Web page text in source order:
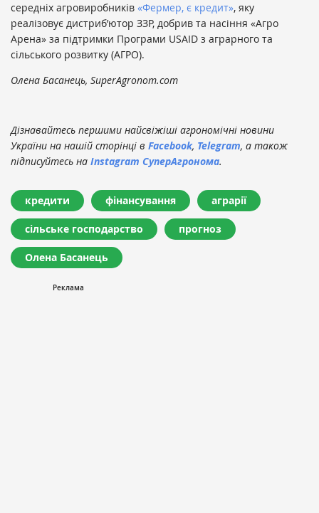
середніх агровиробників «Фермер, є кредит», яку
реалізовує дистриб’ютор ЗЗР, добрив та насіння «Агро
Арена» за підтримки Програми USAID з аграрного та
сільського розвитку (АГРО).
Олена Басанець, SuperAgronom.com
Дізнавайтесь першими найсвіжіші агрономічні новини
України на нашій сторінці в Facebook, Telegram, а також
підписуйтесь на Instagram СуперАгронома.
кредити фінансування аграрії
сільське господарство прогноз
Олена Басанець